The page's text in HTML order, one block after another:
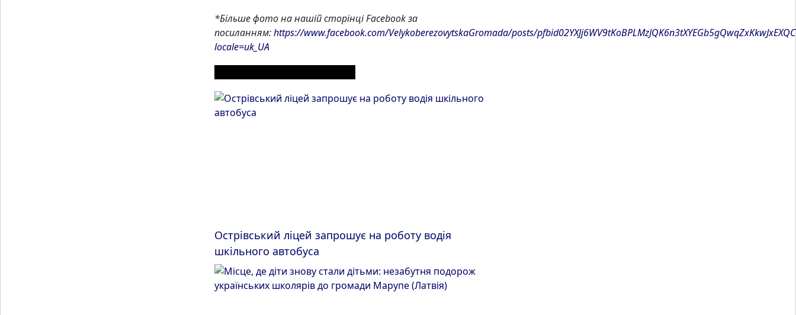
*Більше фото на нашій сторінці Facebookза
посиланням:https://www.facebook.com/VelykoberezovytskaGromada/posts/
locale=uk_UA
Острівський ліцей запрошує на роботу водія
шкільного автобуса